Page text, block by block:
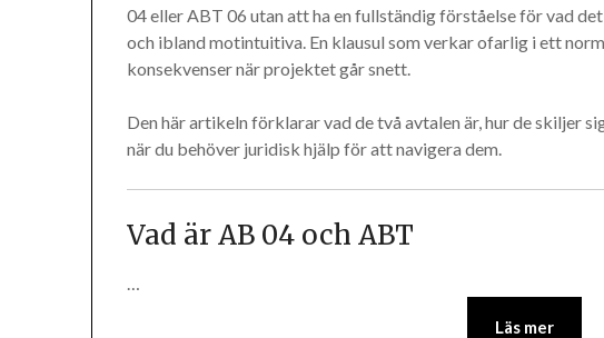
04 eller ABT 06 utan att ha en fullständig förståelse för vad
och ibland motintuitiva. En klausul som verkar ofarlig i ett
konsekvenser när projektet går snett.
Den här artikeln förklarar vad de två avtalen är, hur de skiljer
när du behöver juridisk hjälp för att navigera dem.
Vad är AB 04 och ABT
Läs mer